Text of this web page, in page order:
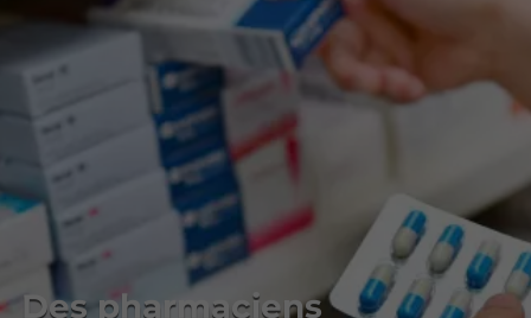
Des pharmaciens